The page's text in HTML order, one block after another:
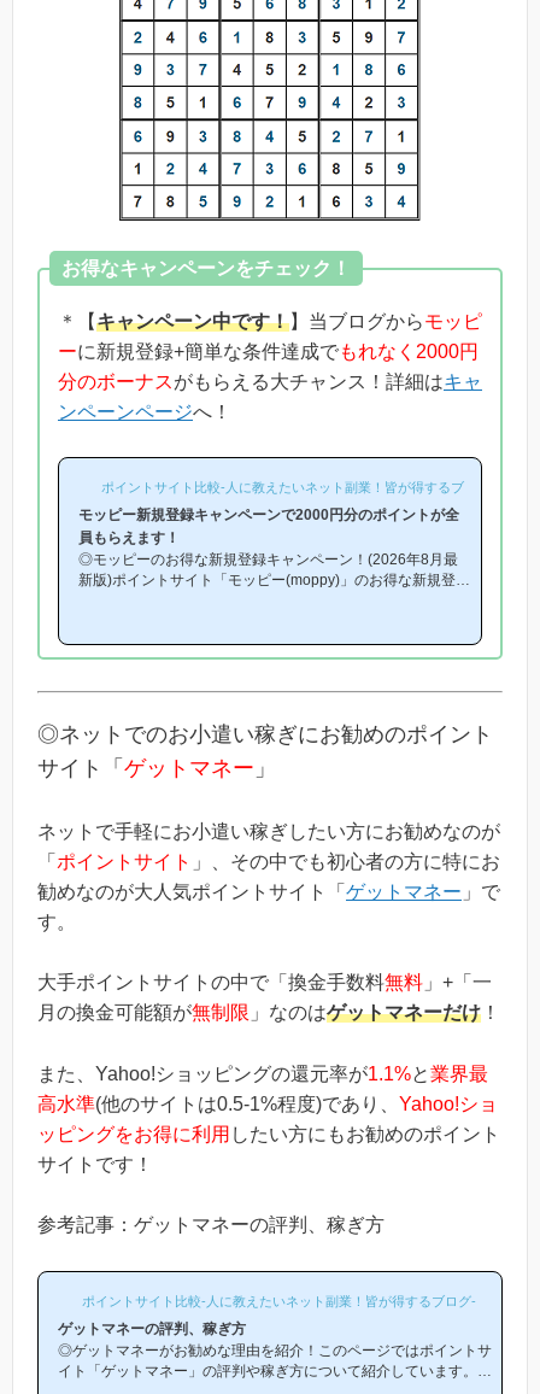
お得なキャンペーンをチェック！
＊【キャンペーン中です！】当ブログからモッピ
ーに新規登録+簡単な条件達成でもれなく2000円
分のボーナスがもらえる大チャンス！詳細はキャ
ンペーンページへ！
ポイントサイト比較-人に教えたいネット副業！皆が得するブログ-
モッピー新規登録キャンペーンで2000円分のポイントが全
員もらえます！
◎モッピーのお得な新規登録キャンペーン！(2026年8月最
新版)ポイントサイト「モッピー(moppy)」のお得な新規登録
得に入会できる時期や方法はあるの？」という方は必見で
す！モッピー新規登録キャンペーン内容キャンペーンの内容
う、シンプルなものです。(*ちなみに「2000円分のボーナ
ス」というのは過去のキ...
◎ネットでのお小遣い稼ぎにお勧めのポイント
サイト「 ゲットマネー 」
ネットで手軽にお小遣い稼ぎしたい方にお勧めなのが
「 ポイントサイト 」、その中でも初心者の方に特にお
勧めなのが大人気ポイントサイト「 ゲットマネー 」で
す。
大手ポイントサイトの中で「換金手数料無料 」+「一
月の換金可能額が無制限 」なのはゲットマネーだけ ！
また、Yahoo!ショッピングの還元率が1.1%と業界最
高水準(他のサイトは0.5-1%程度)であり、 Yahoo!ショ
ッピングをお得に利用 したい方にもお勧めのポイント
サイトです！
参考記事：ゲットマネーの評判、稼ぎ方
ポイントサイト比較-人に教えたいネット副業！皆が得するブログ-
ゲットマネーの評判、稼ぎ方
◎ゲットマネーがお勧めな理由を紹介！このページではポイントサ
イト「ゲットマネー」の評判や稼ぎ方について紹介しています。